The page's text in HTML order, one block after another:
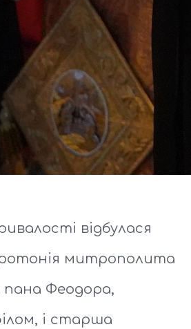
відбулася
митрополита
пана Феодора,
і старша